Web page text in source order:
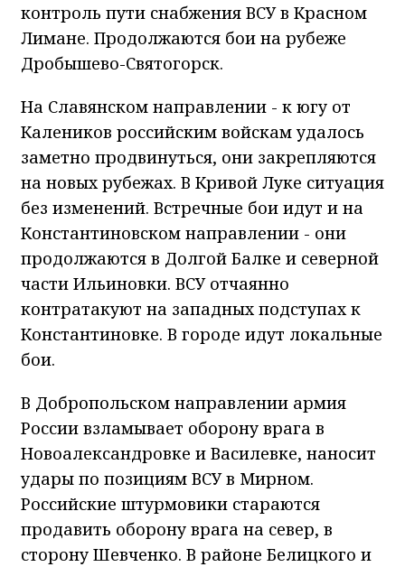
контроль пути снабжения ВСУ в Красном
Лимане. Продолжаются бои на рубеже
Дробышево-Святогорск.
На Славянском направлении - к югу от
Калеников российским войскам удалось
заметно продвинуться, они закрепляются
на новых рубежах. В Кривой Луке ситуация
без изменений. Встречные бои идут и на
Константиновском направлении - они
продолжаются в Долгой Балке и северной
части Ильиновки. ВСУ отчаянно
контратакуют на западных подступах к
Константиновке. В городе идут локальные
бои.
В Добропольском направлении армия
России взламывает оборону врага в
Новоалександровке и Василевке, наносит
удары по позициям ВСУ в Мирном.
Российские штурмовики стараются
продавить оборону врага на север, в
сторону Шевченко. В районе Белицкого и